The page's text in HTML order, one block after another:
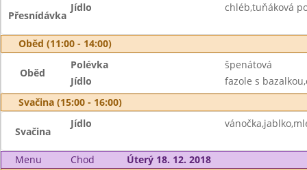
Přesnídávka
Jídlo chléb,tuňáková
Oběd (11:00 - 14:00)
Oběd
Polévka
špenátová
Jídlo
fazole s
Svačina (15:00 - 16:00)
Svačina
Jídlo
Menu Chod
Úterý 18. 12. 2018